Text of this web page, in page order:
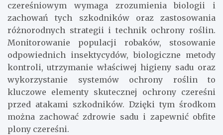
czereśniowym wymaga zrozumienia biologii i
zachowań tych szkodników oraz zastosowania
różnorodnych strategii i technik ochrony roślin.
Monitorowanie populacji robaków, stosowanie
odpowiednich insektycydów, biologiczne metody
kontroli, utrzymanie właściwej higieny sadu oraz
wykorzystanie systemów ochrony roślin to
kluczowe elementy skutecznej ochrony czereśni
przed atakami szkodników. Dzięki tym środkom
można zachować zdrowie sadu i zapewnić obfite
plony czereśni.